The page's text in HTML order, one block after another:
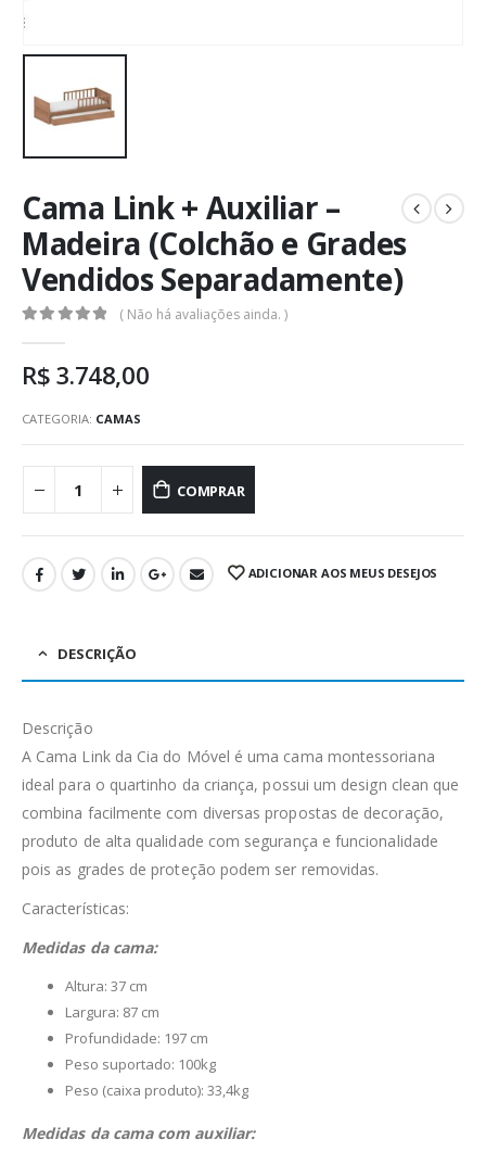
Cama Link + Auxiliar –
Madeira (Colchão e Grades
Vendidos Separadamente)
( Não há avaliações ainda. )
R$3.748,00
CATEGORIA: CAMAS
COMPRAR
ADICIONAR AOS MEUS DESEJOS
DESCRIÇÃO
Descrição
A Cama Link da Cia do Móvel é uma cama montessoriana
ideal para o quartinho da criança, possui um design clean que
combina facilmente com diversas propostas de decoração,
produto de alta qualidade com segurança e funcionalidade
pois as grades de proteção podem ser removidas.
Características:
Medidas da cama:
Altura: 37 cm
Largura: 87 cm
Profundidade: 197 cm
Peso suportado: 100kg
Peso (caixa produto): 33,4kg
Medidas da cama com auxiliar: